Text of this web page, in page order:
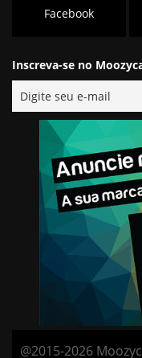
Facebook
Inscreva-se no
@2015-2026